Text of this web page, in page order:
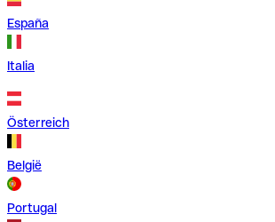
España
Italia
Österreich
België
Portugal